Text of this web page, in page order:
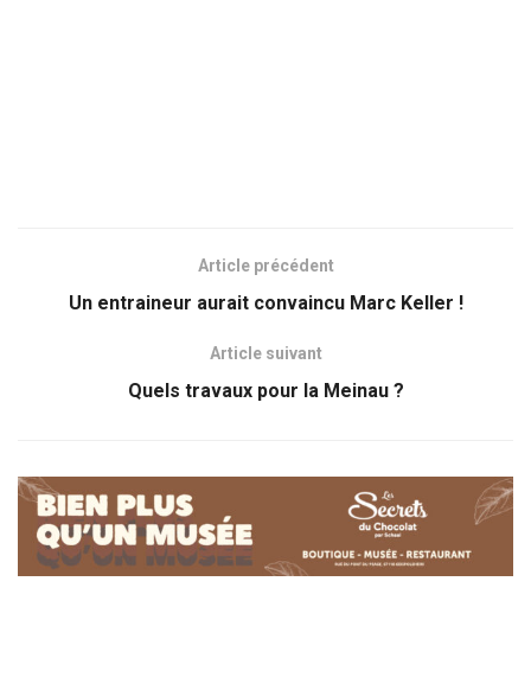
Article précédent
Un entraineur aurait convaincu Marc Keller !
Article suivant
Quels travaux pour la Meinau ?